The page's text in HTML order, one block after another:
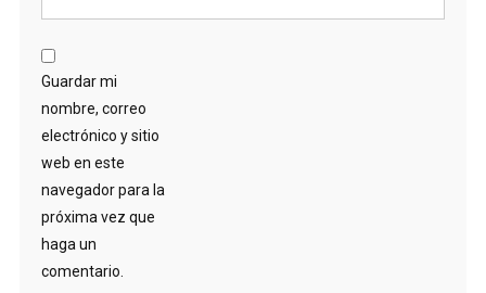
Guardar mi
nombre, correo
electrónico y sitio
web en este
navegador para la
próxima vez que
haga un
comentario.